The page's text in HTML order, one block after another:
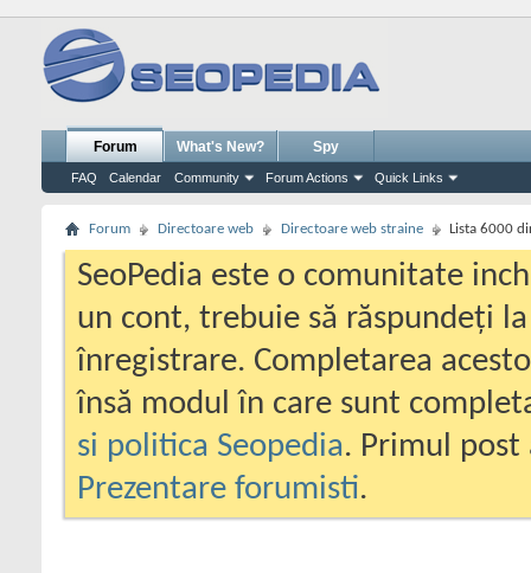
Forum
FAQ Calendar Community Forum Actions Quick Links
What's New? Spy
Forum Directoare web Directoare web straine Lista 6000
SeoPedia este o comunitate
un cont, trebuie să răspundeți
înregistrare. Completarea
însă modul în care sunt
si politica Seopedia. Primul
Prezentare forumisti.